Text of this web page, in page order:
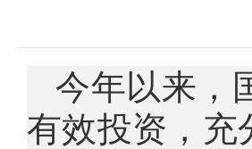
今年以来，
有效投资，充